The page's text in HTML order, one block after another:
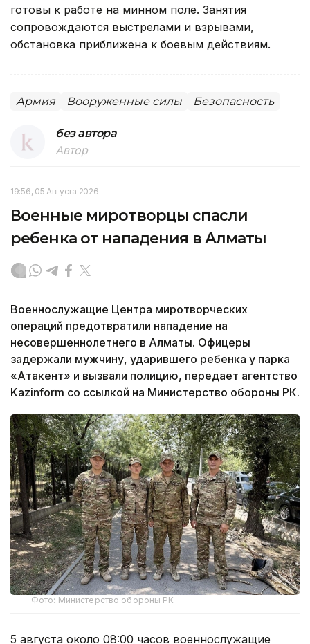
готовы к работе на минном поле. Занятия
сопровождаются выстрелами и взрывами,
обстановка приближена к боевым действиям.
Армия Вооруженные силы Безопасность
без автора
Автор
19:56, 05 Августа 2026
Военные миротворцы спасли
ребенка от нападения в Алматы
Военнослужащие Центра миротворческих
операций предотвратили нападение на
несовершеннолетнего в Алматы. Офицеры
задержали мужчину, ударившего ребенка у парка
«Атакент» и вызвали полицию, передает агентство
Kazinform со ссылкой на Министерство обороны РК.
Фото: Министерство обороны РК
5 августа около 08:00 часов военнослужащие